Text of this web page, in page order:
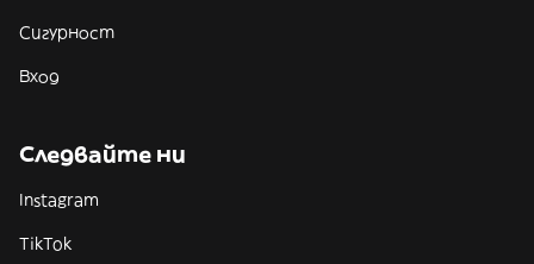
Сигурност
Вход
Следвайте ни
Instagram
TikTok